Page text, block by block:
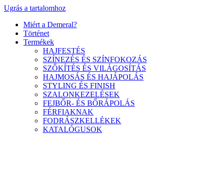
Ugrás a tartalomhoz
Miért a Demeral?
Történet
Termékek
HAJFESTÉS
SZÍNEZÉS ÉS SZÍNFOKOZÁS
SZŐKÍTÉS ÉS VILÁGOSÍTÁS
HAJMOSÁS ÉS HAJÁPOLÁS
STYLING ÉS FINISH
SZALONKEZELÉSEK
FEJBŐR- ÉS BŐRÁPOLÁS
FÉRFIAKNAK
FODRÁSZKELLÉKEK
KATALÓGUSOK